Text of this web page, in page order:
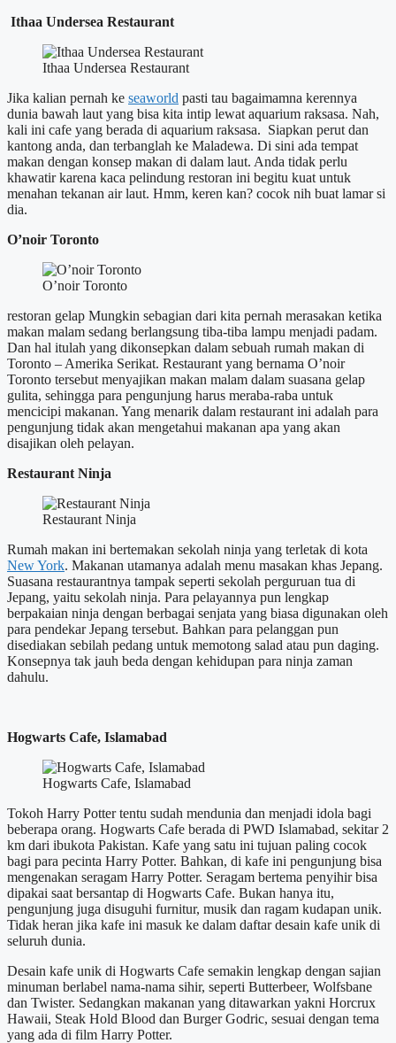
Ithaa Undersea Restaurant
Ithaa Undersea Restaurant
Jika kalian pernah ke seaworld pasti tau bagaimamna kerennya
dunia bawah laut yang bisa kita intip lewat aquarium raksasa. Nah,
kali ini cafe yang berada di aquarium raksasa. Siapkan perut dan
kantong anda, dan terbanglah ke Maladewa. Di sini ada tempat
makan dengan konsep makan di dalam laut. Anda tidak perlu
khawatir karena kaca pelindung restoran ini begitu kuat untuk
menahan tekanan air laut. Hmm, keren kan? cocok nih buat lamar si
dia.
O’noir Toronto
O’noir Toronto
restoran gelap Mungkin sebagian dari kita pernah merasakan ketika
makan malam sedang berlangsung tiba-tiba lampu menjadi padam.
Dan hal itulah yang dikonsepkan dalam sebuah rumah makan di
Toronto – Amerika Serikat. Restaurant yang bernama O’noir
Toronto tersebut menyajikan makan malam dalam suasana gelap
gulita, sehingga para pengunjung harus meraba-raba untuk
mencicipi makanan. Yang menarik dalam restaurant ini adalah para
pengunjung tidak akan mengetahui makanan apa yang akan
disajikan oleh pelayan.
Restaurant Ninja
Restaurant Ninja
Rumah makan ini bertemakan sekolah ninja yang terletak di kota
New York. Makanan utamanya adalah menu masakan khas Jepang.
Suasana restaurantnya tampak seperti sekolah perguruan tua di
Jepang, yaitu sekolah ninja. Para pelayannya pun lengkap
berpakaian ninja dengan berbagai senjata yang biasa digunakan oleh
para pendekar Jepang tersebut. Bahkan para pelanggan pun
disediakan sebilah pedang untuk memotong salad atau pun daging.
Konsepnya tak jauh beda dengan kehidupan para ninja zaman
dahulu.
Hogwarts Cafe, Islamabad
Hogwarts Cafe, Islamabad
Tokoh Harry Potter tentu sudah mendunia dan menjadi idola bagi
beberapa orang. Hogwarts Cafe berada di PWD Islamabad, sekitar 2
km dari ibukota Pakistan. Kafe yang satu ini tujuan paling cocok
bagi para pecinta Harry Potter. Bahkan, di kafe ini pengunjung bisa
mengenakan seragam Harry Potter. Seragam bertema penyihir bisa
dipakai saat bersantap di Hogwarts Cafe. Bukan hanya itu,
pengunjung juga disuguhi furnitur, musik dan ragam kudapan unik.
Tidak heran jika kafe ini masuk ke dalam daftar desain kafe unik di
seluruh dunia.
Desain kafe unik di Hogwarts Cafe semakin lengkap dengan sajian
minuman berlabel nama-nama sihir, seperti Butterbeer, Wolfsbane
dan Twister. Sedangkan makanan yang ditawarkan yakni Horcrux
Hawaii, Steak Hold Blood dan Burger Godric, sesuai dengan tema
yang ada di film Harry Potter.